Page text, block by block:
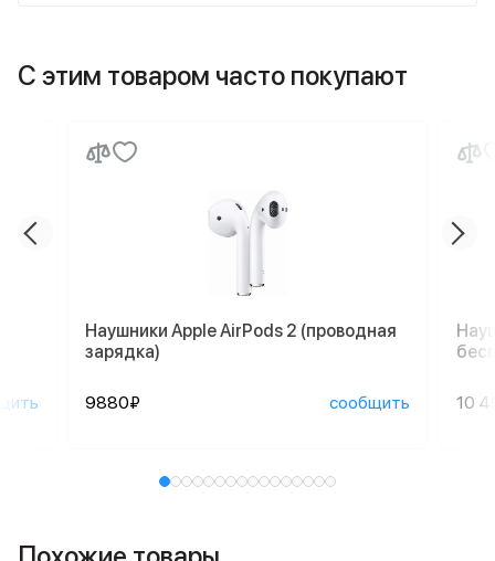
С этим товаром часто покупают
Наушники Apple AirPods 2 (проводная
зарядка)
9880₽ сообщить 10